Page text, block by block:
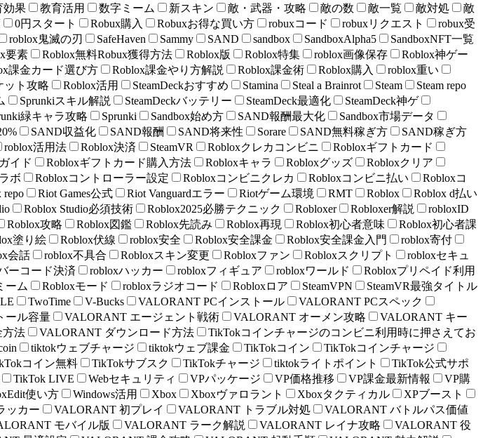
効果 教育活用 数字ミーム 新スキン 敵・武器・攻略 敵の数 敵一覧 敵対処
敵
0円スタート Robux購入 Robuxお得な買い方 robuxコード robuxリクエスト
robux受
roblox鬼滅の刃 SafeHaven Sammy SAND sandbox SandboxAlpha5
SandboxNFT一覧
要素 Roblox無料Robux獲得方法 Roblox版 Roblox特集 roblox画像保存
Roblox神ゲー
課金カード選び方 Roblox課金やり方解説 Roblox課金術 Roblox購入
roblox重い
ット攻略 Roblox活用 SteamDeckおすすめ Stamina Steal a Brainrot Steam
Steam repo
Sprunkiスキル解説 SteamDeckバッテリー SteamDeck最適化
SteamDeck神ゲ
緑キャラ攻略 Sprunki Sandbox始め方 SAND報酬最大化
Sandbox市場データ
SAND収益化 SAND報酬 SAND将来性 Sorare SAND無料稼ぎ方
SAND稼ぎ方
roblox活用法 Roblox決済 SteamVR Robloxクレカコンビニ
Robloxギフトカード
イド Robloxギフトカード購入方法 Robloxキャラ Robloxグッズ
Robloxクリア
ボ Robloxコントローラー設定 Robloxコンビニクレカ Robloxコンビニ払い
Robloxコ
repo Riot Games公式 Riot Vanguardエラー Riotゲーム環境 RMT Roblox
Roblox d払い
Roblox Studio必須技術 Roblox2025必勝テクニック Robloxer Robloxer解説
robloxID
Roblox攻略 Roblox図鑑 Roblox先読み Roblox再現 Roblox初心者意味
Roblox初心者課
塗り絵 Roblox伏線 roblox安全 Roblox安全課金 Roblox安全課金入門
roblox寄付
会話 roblox不具合 Robloxスキン変更 Robloxファン Robloxスクリプト
robloxセキュ
ーコード決済 robloxハッカー robloxフィギュア robloxワールド
Robloxプリペイド利用
ーム Robloxモード robloxラジオコード Robloxロア SteamVPN
SteamVR最強タイトル
TwoTime V-Bucks VALORANT PCインストール
VALORANT PCスペック
ール容量 VALORANT エージェント戦術 VALORANT オーメン攻略
VALORANT キー
方法 VALORANT ダウンロード方法
TikTokコインチャージのコンビニ利用時に押さえてお
tiktokウェブチャージ tiktokウェブ課金 TikTokコイン
TikTokコインチャージ
コイン無料 TikTokサブスク TikTokチャージ tiktokライトポイント
TikTok公式サポ
TikTok LIVE Webセキュリティ VPパッケージ VP価格推移 VP課金最新情報
VP購
使い方 Windows活用 Xbox Xboxヴァロラント Xboxタクティカル
XPブースト
ッカー VALORANT 初プレイ VALORANT トラブル対処
VALORANT バトルパス価値
モバイル版 VALORANT ラーク解説 VALORANT レイナ攻略
VALORANT 役